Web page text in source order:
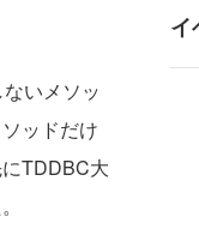
いメソッ
ッドだけ
TDDBC大
イ